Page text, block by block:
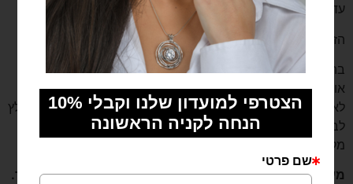
עד 5 ימי עסקים.
הזמנות שהתקבלו עד השעה 9:00 יטופלו באותו יום.
בהזמנת שליח עד הבית, השליח ייצור עמך קשר בהודעת SMS
או בטלפון על מנת לתאם את הגעתו, לכן מומלץ להיות זמינים
לאחר ההזמנה באתר. שעות המשלוחים הן 8:00 – 17:00. מומלץ
לבחור כתובת בה את נמצאת בשעות אלה (לדוגמה, כתובת
מקום העבודה שלך)
מעוניינת במשלוח לחו”ל או משלוח יותר מהיר? נשמח לעזור.